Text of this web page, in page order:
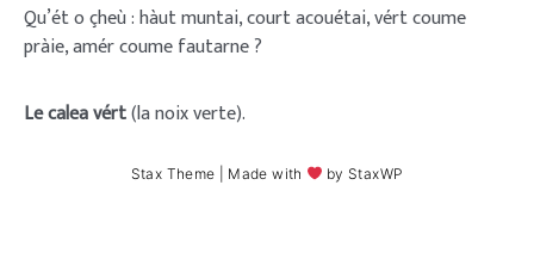
Qu’ét o çheù : hàut muntai, court acouétai, vért coume
pràie, amér coume fautarne ?
Le calea vért(la noix verte).
Stax Theme | Made with by StaxWP